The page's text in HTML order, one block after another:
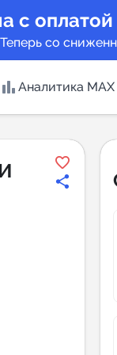
с
Теперь со
Аналитика MAX
каналов